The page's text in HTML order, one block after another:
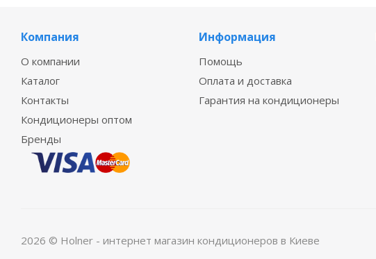
Компания
О компании
Каталог
Контакты
Кондиционеры оптом
Бренды
Информация
Помощь
Оплата и доставка
Гарантия на кондиционеры
2026 © Holner - интернет магазин кондиционеров в Киеве